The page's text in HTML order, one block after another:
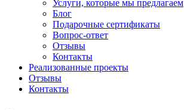
Услуги, которые мы предлагаем
Блог
Подарочные сертификаты
Вопрос-ответ
Отзывы
Контакты
Реализованные проекты
Отзывы
Контакты